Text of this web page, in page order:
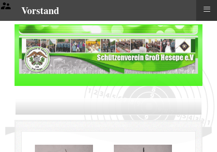
Vorstand ≡